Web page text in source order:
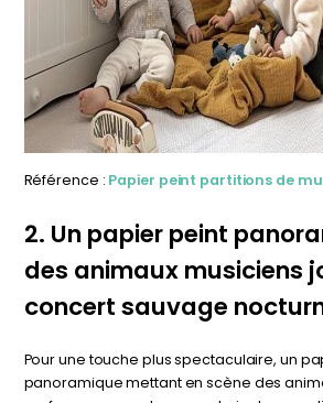
Référence : Papier peint partitions de
2. Un papier peint
des animaux musiciens
concert sauvage
Pour une touche plus spectaculaire, un
panoramique mettant en scène des